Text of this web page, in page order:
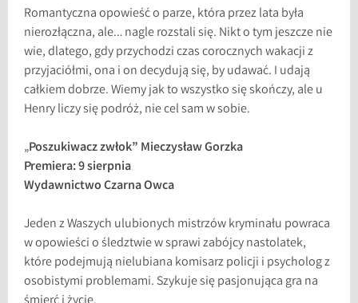
Romantyczna opowieść o parze, która przez lata była
nierozłączna, ale… nagle rozstali się. Nikt o tym jeszcze nie
wie, dlatego, gdy przychodzi czas corocznych wakacji z
przyjaciółmi, ona i on decydują się, by udawać. I udają
całkiem dobrze. Wiemy jak to wszystko się skończy, ale u
Henry liczy się podróż, nie cel sam w sobie.
„Poszukiwacz zwłok” Mieczysław Gorzka
Premiera: 9 sierpnia
Wydawnictwo Czarna Owca
Jeden z Waszych ulubionych mistrzów kryminału powraca
w opowieści o śledztwie w sprawi zabójcy nastolatek,
które podejmują nielubiana komisarz policji i psycholog z
osobistymi problemami. Szykuje się pasjonująca gra na